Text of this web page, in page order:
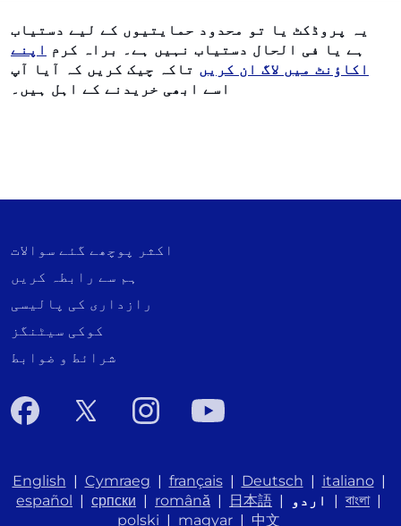
یہ پروڈکٹ یا تو محدود حمایتیوں کے لیے دستیاب
ہے یا فی الحال دستیاب نہیں ہے۔ براہ کرم اپنے
اکاؤنٹ میں لاگ ان کریں تاکہ چیک کریں کہ آیا آپ
اسے ابھی خریدنے کے اہل ہیں۔
اکثر پوچھے گئے سوالات
ہم سے رابطہ کریں
رازداری کی پالیسی
کوکی سیٹنگز
شرائط و ضوابط
English | Cymraeg | français| Deutsch | italiano|
español | српски | română | 日本語 | اردو | বাংলা|
polski | magyar | 中文